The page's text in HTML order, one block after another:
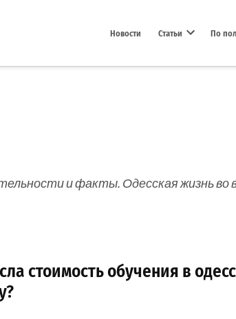
Новости Статьи По
и факты. Одесская жизнь во
стоимость обучения в